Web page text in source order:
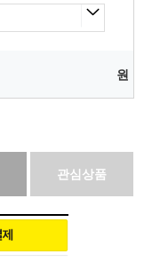
원
관심상품